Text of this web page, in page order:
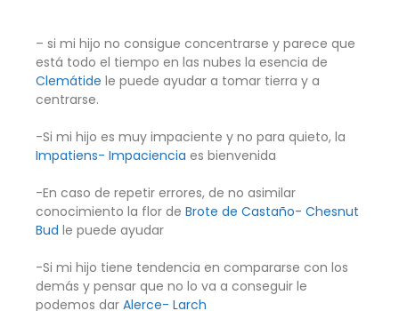
– si mi hijo no consigue concentrarse y parece que
está todo el tiempo en las nubes la esencia de
Clemátide le puede ayudar a tomar tierra y a
centrarse.
-Si mi hijo es muy impaciente y no para quieto, la
Impatiens- Impaciencia es bienvenida
-En caso de repetir errores, de no asimilar
conocimiento la flor de Brote de Castaño- Chesnut
Bud le puede ayudar
-Si mi hijo tiene tendencia en compararse con los
demás y pensar que no lo va a conseguir le
podemos dar Alerce- Larch